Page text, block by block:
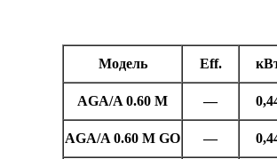
Модель Eff.
AGA/A 0.60 M —
AGA/A 0.60 M GO —